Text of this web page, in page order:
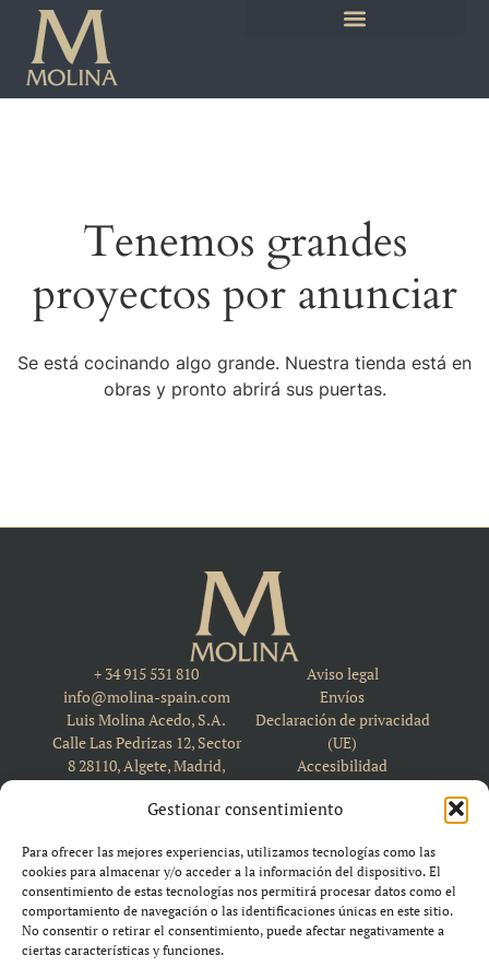
Gestionar consentimiento
Para ofrecer las mejores experiencias, utilizamos tecnologías como las
cookies para almacenar y/o acceder a la información del dispositivo. El
consentimiento de estas tecnologías nos permitirá procesar datos como el
comportamiento de navegación o las identificaciones únicas en este sitio.
No consentir o retirar el consentimiento, puede afectar negativamente a
ciertas características y funciones.
Tenemos grandes
proyectos por anunciar
Se está cocinando algo grande. Nuestra tienda está en
obras y pronto abrirá sus puertas.
+ 34 915 531 810
info@molina-spain.com
Luis Molina Acedo, S.A.
Calle Las Pedrizas 12, Sector
8 28110, Algete, Madrid,
Aviso legal
Envíos
Declaración de privacidad
(UE)
Accesibilidad